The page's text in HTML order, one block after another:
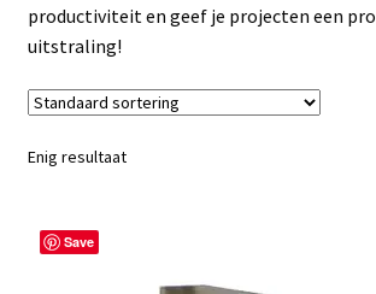
productiviteit en geef je projecten een
uitstraling!
Enig resultaat
Save